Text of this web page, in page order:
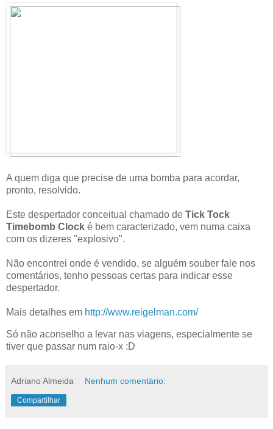
A quem diga que precise de uma bomba para acordar,
pronto, resolvido.
Este despertador conceitual chamado de Tick Tock
Timebomb Clock é bem caracterizado, vem numa caixa
com os dizeres "explosivo".
Não encontrei onde é vendido, se alguém souber fale nos
comentários, tenho pessoas certas para indicar esse
despertador.
Mais detalhes em http://www.reigelman.com/
Só não aconselho a levar nas viagens, especialmente se
tiver que passar num raio-x :D
Adriano Almeida Nenhum comentário:
Compartilhar